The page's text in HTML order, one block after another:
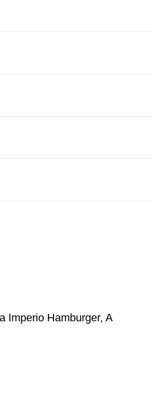
Imperio Hamburger, A